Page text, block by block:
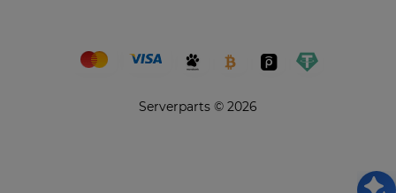
Serverparts © 2026